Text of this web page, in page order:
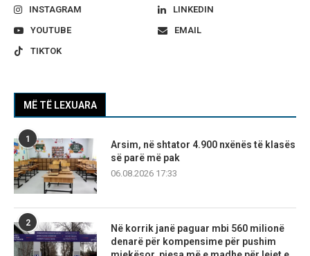
INSTAGRAM
LINKEDIN
YOUTUBE
EMAIL
TIKTOK
MË TË LEXUARA
1
Arsim, në shtator 4.900 nxënës të klasës
së parë më pak
06.08.2026 17:33
2
Në korrik janë paguar mbi 560 milionë
denarë për kompensime për pushim